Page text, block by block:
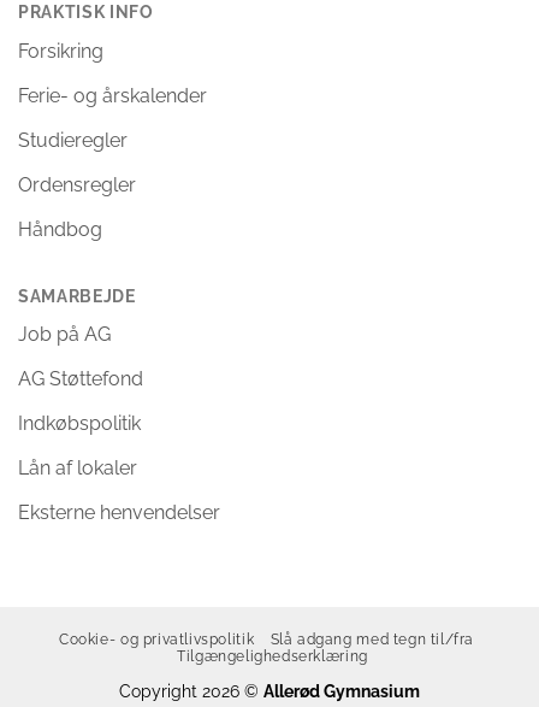
PRAKTISK INFO
Forsikring
Ferie- og årskalender
Studieregler
Ordensregler
Håndbog
SAMARBEJDE
Job på AG
AG Støttefond
Indkøbspolitik
Lån af lokaler
Eksterne henvendelser
Cookie- og privatlivspolitik
Slå adgang med tegn til/fra
Tilgængelighedserklæring
Copyright 2026 © Allerød Gymnasium